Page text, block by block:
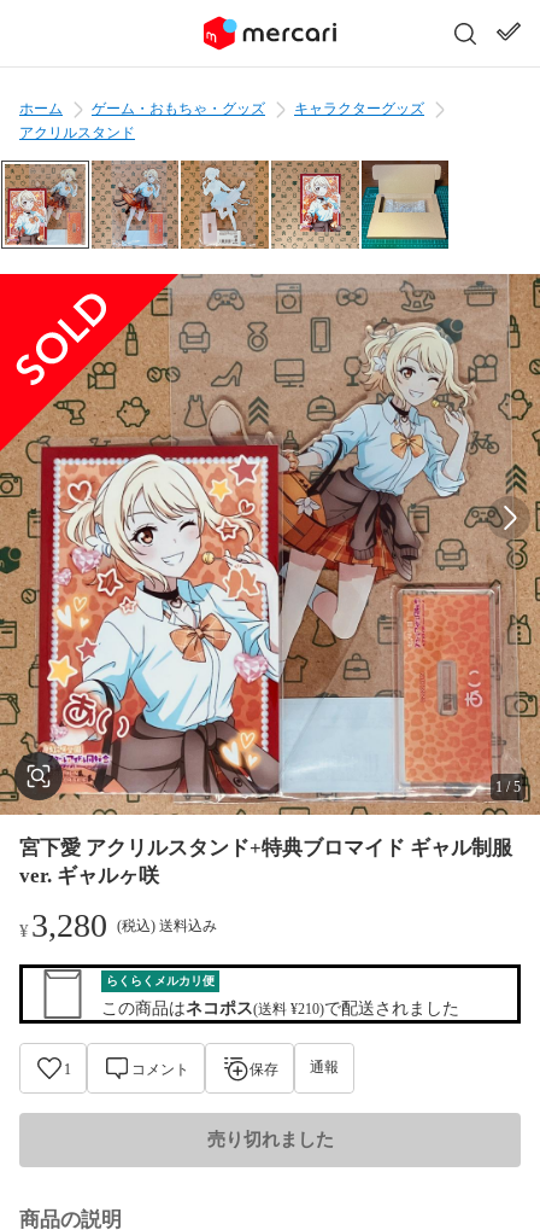
ホーム ゲーム・おもちゃ・グッズ
キャラクターグッズ
アクリルスタンド
1 /5
宮下愛 アクリルスタンド+特典ブロマイド ギャル制服
ver. ギャルヶ咲
¥3,280 (税込) 送料込み
らくらくメルカリ便
この商品はネコポス(送料 ¥210)で配送されました
1 コメント 保存 通報
売り切れました
商品の説明